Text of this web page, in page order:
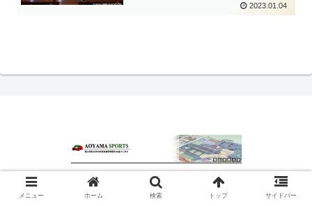
2023.01.04
© 2020 青山スポーツ.
メニュー ホーム 検索 トップ サイドバー